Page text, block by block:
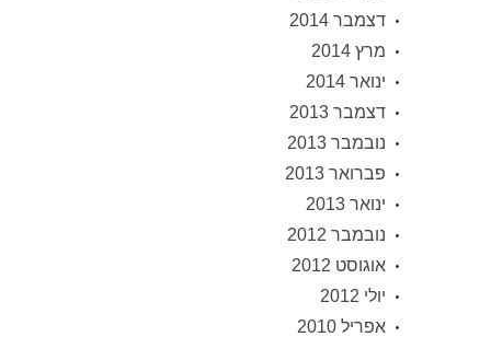
דצמבר 2014
מרץ 2014
ינואר 2014
דצמבר 2013
נובמבר 2013
פברואר 2013
ינואר 2013
נובמבר 2012
אוגוסט 2012
יולי 2012
אפריל 2010